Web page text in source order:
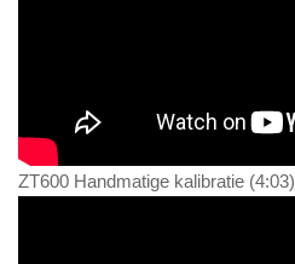
ZT600 Handmatige kalibratie (4:03)